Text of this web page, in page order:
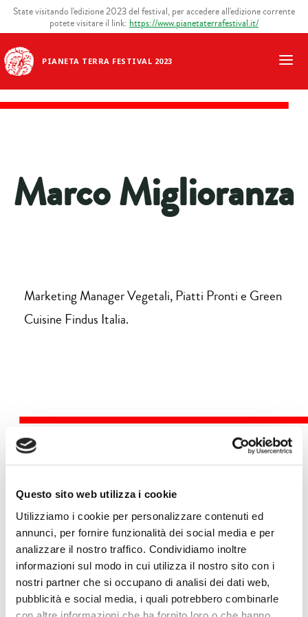
Questo sito web utilizza i cookie
Utilizziamo i cookie per personalizzare contenuti ed
annunci, per fornire funzionalità dei social media e per
analizzare il nostro traffico. Condividiamo inoltre
informazioni sul modo in cui utilizza il nostro sito con i
nostri partner che si occupano di analisi dei dati web,
pubblicità e social media, i quali potrebbero combinarle
PIANETA TERRA FESTIVAL 2023
State visitando l'edizione 2023 del festival, per accedere all'edizione corrente
potete visitare il link: https://www.pianetaterrafestival.it/
Marco Miglioranza
Marketing Manager Vegetali, Piatti Pronti e Green
Cuisine Findus Italia.
Eventi
7 ottobre |15.15 | Orto Botanico
FOCUS
API E INSETTI IMPOLLINATORI: ALLEATI PREZIOSI DELLA
BIODIVERSITÀ